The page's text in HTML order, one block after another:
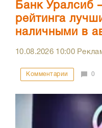
Банк Уралсиб
рейтинга
наличными в
10.08.2026 10:00
Комментарии 0